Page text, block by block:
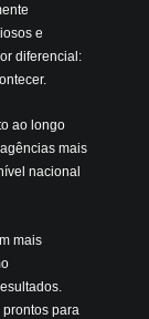
e
diferencial:
ao longo
mais
nacional
mais
para